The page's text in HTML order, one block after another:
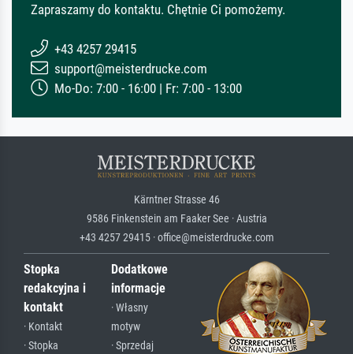
Zapraszamy do kontaktu. Chętnie Ci pomożemy.
+43 4257 29415
support@meisterdrucke.com
Mo-Do: 7:00 - 16:00 | Fr: 7:00 - 13:00
Kärntner Strasse 46
9586 Finkenstein am Faaker See · Austria
+43 4257 29415 · office@meisterdrucke.com
Stopka
redakcyjna i
kontakt
· Kontakt
· Stopka
Dodatkowe
informacje
· Własny
motyw
· Sprzedaj